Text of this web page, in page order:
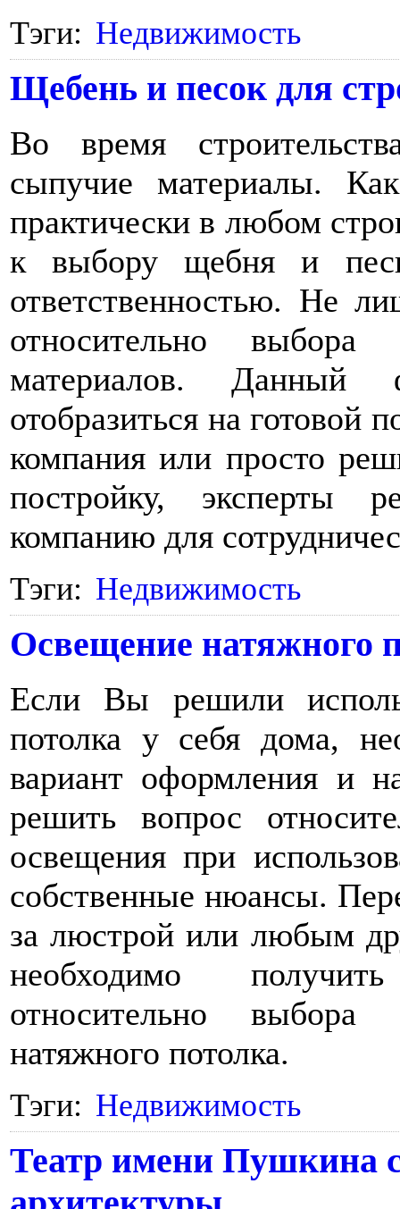
Тэги: Недвижимость
Щебень и песок для
Во время
сыпучие материалы.
практически в любом
к выбору щебня и
ответственностью. Не
относительно
материалов. Данный
отобразиться на готовой
компания или просто
постройку, эксперты
компанию для
Тэги: Недвижимость
Освещение натяжного
Если Вы решили
потолка у себя дома,
вариант оформления и
решить вопрос
освещения при
собственные нюансы.
за люстрой или любым
необходимо
относительно выбора
натяжного потолка.
Тэги: Недвижимость
Театр имени Пушкина